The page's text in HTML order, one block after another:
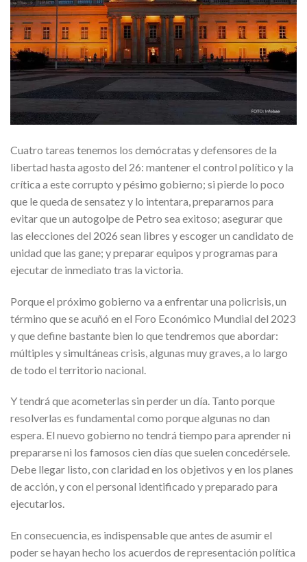
Cuatro tareas tenemos los demócratas y defensores de la
libertad hasta agosto del 26: mantener el control político y la
crítica a este corrupto y pésimo gobierno; si pierde lo poco
que le queda de sensatez y lo intentara, prepararnos para
evitar que un autogolpe de Petro sea exitoso; asegurar que
las elecciones del 2026 sean libres y escoger un candidato de
unidad que las gane; y preparar equipos y programas para
ejecutar de inmediato tras la victoria.
Porque el próximo gobierno va a enfrentar una policrisis, un
término que se acuñó en el Foro Económico Mundial del 2023
y que define bastante bien lo que tendremos que abordar:
múltiples y simultáneas crisis, algunas muy graves, a lo largo
de todo el territorio nacional.
Y tendrá que acometerlas sin perder un día. Tanto porque
resolverlas es fundamental como porque algunas no dan
espera. El nuevo gobierno no tendrá tiempo para aprender ni
prepararse ni los famosos cien días que suelen concedérsele.
Debe llegar listo, con claridad en los objetivos y en los planes
de acción, y con el personal identificado y preparado para
ejecutarlos.
En consecuencia, es indispensable que antes de asumir el
poder se hayan hecho los acuerdos de representación política